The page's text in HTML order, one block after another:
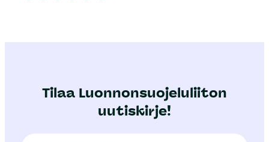
Tilaa Luonnonsuojeluliiton
uutiskirje!